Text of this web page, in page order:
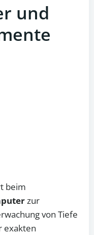
und
beim
zur
von Tiefe
exakten